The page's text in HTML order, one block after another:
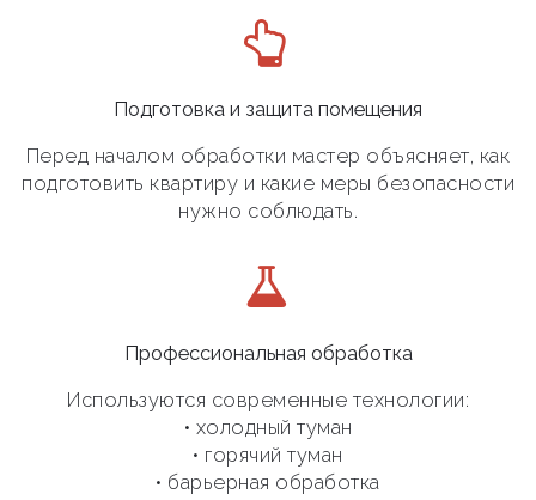
Подготовка и защита помещения
Перед началом обработки мастер объясняет, как
подготовить квартиру и какие меры безопасности
нужно соблюдать.
Профессиональная обработка
Используются современные технологии:
• холодный туман
• горячий туман
• барьерная обработка